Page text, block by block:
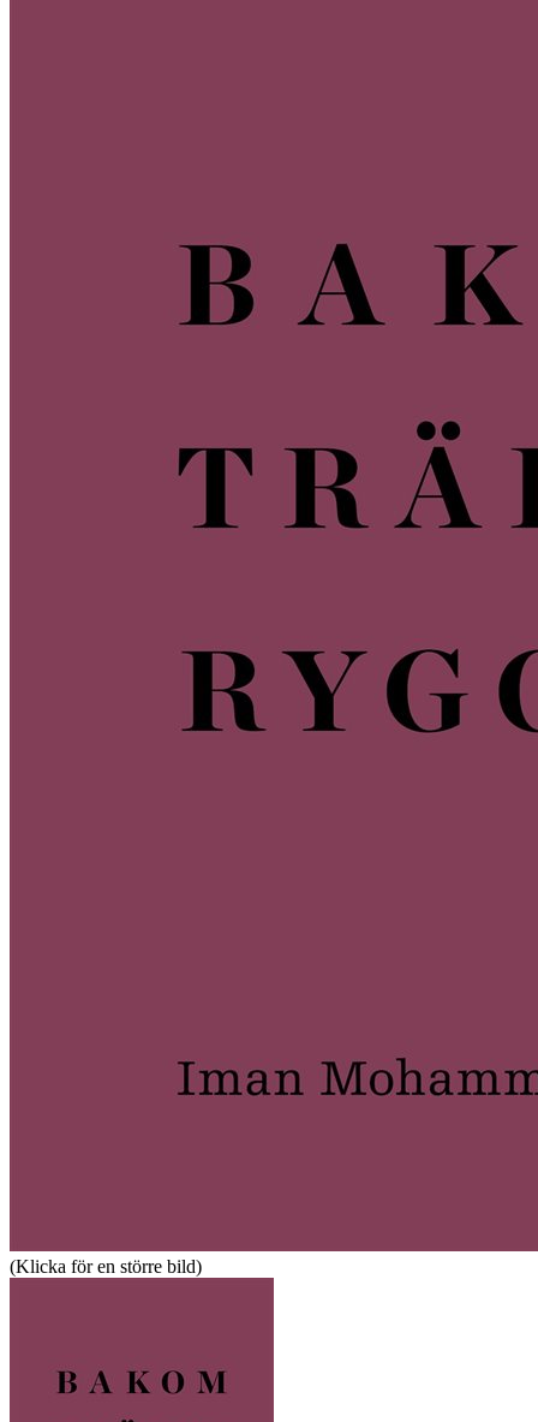
(Klicka för en större bild)